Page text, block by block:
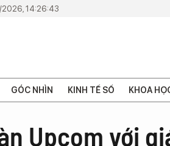
2026, 14:26:43
GÓC NHÌN KINH TẾ SỐ KHOA
Upcom với